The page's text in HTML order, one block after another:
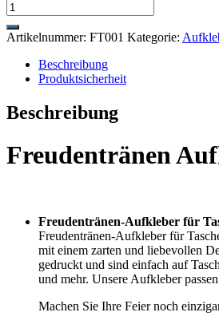
Artikelnummer: FT001 Kategorie:
Beschreibung
Produktsicherheit
Beschreibung
Freudentränen
Freudentränen-Aufkleber für
Freudentränen-Aufkleber für
mit einem zarten und liebevollen
gedruckt und sind einfach auf
und mehr. Unsere Aufkleber
Machen Sie Ihre Feier noch